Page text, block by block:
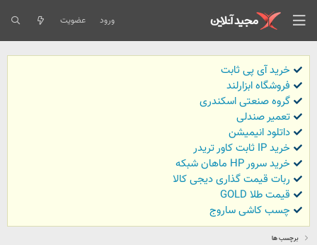
ورود عضویت
خرید آی پی ثابت
فروشگاه ابزارلند
گروه صنعتی اسکندری
تعمیر صندلی
داتلود انیمیشن
خرید IP ثابت کاور تریدر
خرید سرور HP ماهان شبکه
ربات قیمت گذاری دیجی کالا
قیمت طلا GOLD
چسب کاشی ساروج
برچسب ها